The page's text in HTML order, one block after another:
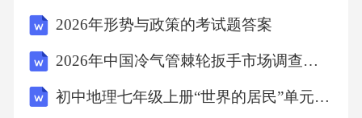
坐标系？（）A.北京54B.西安80C.CGCS2000D.
采用（）。A.平均海水面B.理论最低潮面C.最高
潮面D.大地水准面35.对于高耸建筑物（如电视
2026年形势与政策的考试题答案
2026年中国冷气管棘轮扳手市场调查研究报告
初中地理七年级上册“世界的居民”单元教案